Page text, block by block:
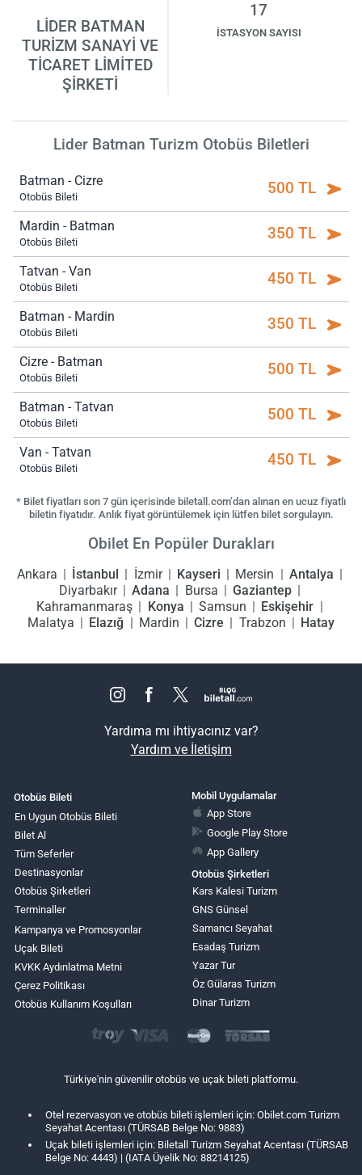
LİDER BATMAN
TURİZM SANAYİ VE
TİCARET LİMİTED
ŞİRKETİ
17
İSTASYON SAYISI
Lider Batman Turizm Otobüs Biletleri
Batman - Cizre
Otobüs Bileti 500 TL
Mardin - Batman
Otobüs Bileti 350 TL
Tatvan - Van
Otobüs Bileti 450 TL
Batman - Mardin
Otobüs Bileti 350 TL
Cizre - Batman
Otobüs Bileti 500 TL
Batman - Tatvan
Otobüs Bileti 500 TL
Van - Tatvan
Otobüs Bileti 450 TL
* Bilet fiyatları son 7 gün içerisinde biletall.com’dan alınan en ucuz fiyatlı
biletin fiyatıdır. Anlık fiyat görüntülemek için lütfen bilet sorgulayın.
Obilet En Popüler Durakları
Ankara İstanbul İzmir Kayseri Mersin
Antalya
Diyarbakır
Adana Bursa
Gaziantep
Kahramanmaraş
Konya Samsun
Eskişehir
Malatya
Elazığ Mardin Cizre Trabzon Hatay
Yardıma mı ihtiyacınız var?
Yardım ve İletişim
Otobüs Bileti
En Uygun Otobüs Bileti
Bilet Al
Tüm Seferler
Destinasyonlar
Otobüs Şirketleri
Terminaller
Kampanya ve Promosyonlar
Uçak Bileti
KVKK Aydınlatma Metni
Çerez Politikası
Otobüs Kullanım Koşulları
Mobil Uygulamalar
App Store
Google Play Store
App Gallery
Otobüs Şirketleri
Kars Kalesi Turizm
GNS Günsel
Samancı Seyahat
Esadaş Turizm
Yazar Tur
Öz Gülaras Turizm
Dinar Turizm
Türkiye'nin güvenilir otobüs ve uçak bileti platformu.
Otel rezervasyon ve otobüs bileti işlemleri için: Obilet.com Turizm
Seyahat Acentası (TÜRSAB Belge No: 9883)
Uçak bileti işlemleri için: Biletall Turizm Seyahat Acentası (TÜRSAB
Belge No: 4443) | (IATA Üyelik No: 88214125)